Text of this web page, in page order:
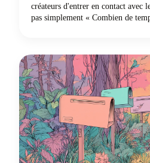
créateurs d'entrer en contact avec
pas simplement « Combien de
des Instagram Reels en 2025, des
stratégiques qui permettront à